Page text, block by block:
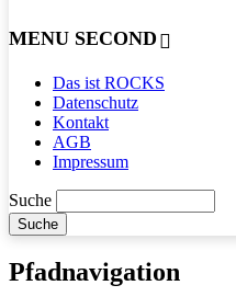
MENU SECOND
Das ist ROCKS
Datenschutz
Kontakt
AGB
Impressum
Suche
Pfadnavigation